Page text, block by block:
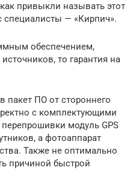
привыкли называть этот
— «Кирпич».
обеспечением,
то гарантия на
пакет ПО от стороннего
с комплектующими
модуль GPS
а фотоаппарат
Также не оптимально
причиной быстрой